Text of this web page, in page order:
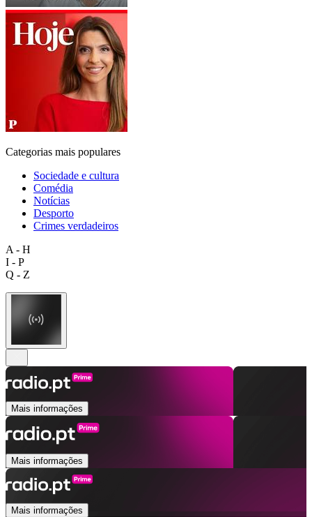
Categorias mais populares
Sociedade e cultura
Comédia
Notícias
Desporto
Crimes verdadeiros
A - H
I - P
Q - Z
Mais informações
Mais informações
Mais informações